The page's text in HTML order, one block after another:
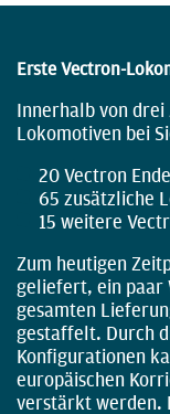
Erste Vectron-
Innerhalb von drei
Lokomotiven bei
20 Vectron
65 zusätzliche
15 weitere
Zum heutigen
geliefert, ein paar
gesamten
gestaffelt. Durch
Konfigurationen
europäischen
verstärkt werden.